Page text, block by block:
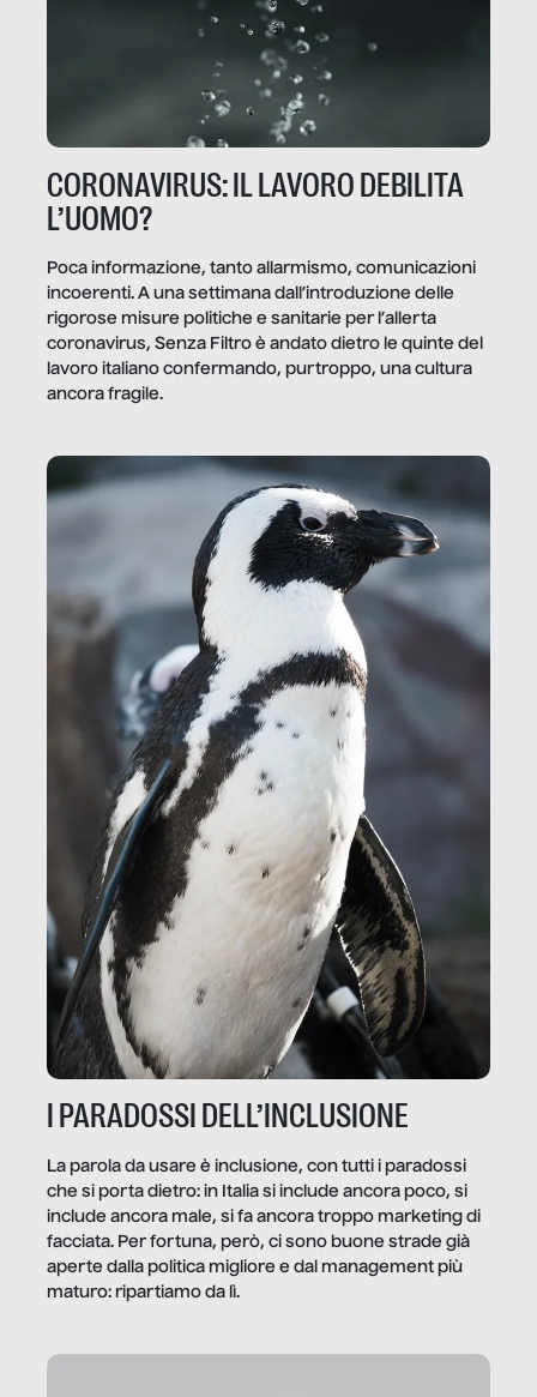
CORONAVIRUS: IL LAVORO DEBILITA
L’UOMO?
Poca informazione, tanto allarmismo, comunicazioni
incoerenti. A una settimana dall’introduzione delle
rigorose misure politiche e sanitarie per l’allerta
coronavirus, Senza Filtro è andato dietro le quinte del
lavoro italiano confermando, purtroppo, una cultura
ancora fragile.
I PARADOSSI DELL’INCLUSIONE
La parola da usare è inclusione, con tutti i paradossi
che si porta dietro: in Italia si include ancora poco, si
include ancora male, si fa ancora troppo marketing di
facciata. Per fortuna, però, ci sono buone strade già
aperte dalla politica migliore e dal management più
maturo: ripartiamo da lì.